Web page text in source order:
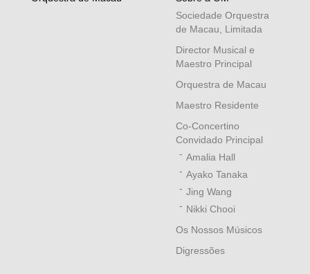
Sociedade Orquestra
de Macau, Limitada
Director Musical e
Maestro Principal
Orquestra de Macau
Maestro Residente
Co-Concertino
Convidado Principal
Amalia Hall
Ayako Tanaka
Jing Wang
Nikki Chooi
Os Nossos Músicos
Digressões